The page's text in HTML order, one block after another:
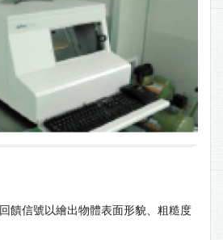
饋信號以繪出物體表面形貌、粗糙度